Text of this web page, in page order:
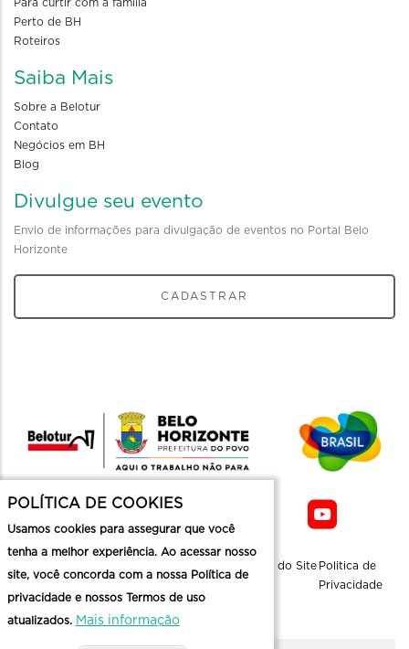
Para curtir com a familia
Perto de BH
Roteiros
Saiba Mais
Sobre a Belotur
Contato
Negócios em BH
Blog
Divulgue seu evento
Envio de informações para divulgação de eventos no Portal Belo
Horizonte
CADASTRAR
Mapa do Site Politica de
Privacidade
POLÍTICA DE COOKIES
Usamos cookies para assegurar que você
tenha a melhor experiência. Ao acessar nosso
site, você concorda com a nossa Política de
privacidade e nossos Termos de uso
atualizados. Mais informação